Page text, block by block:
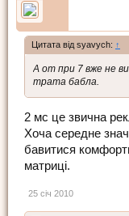
Цитата від syavych: ↑
А от при 7 вже не
трата бабла.
2 мс це звична
Хоча середне
бавитися
матриці.
25 січ 2010